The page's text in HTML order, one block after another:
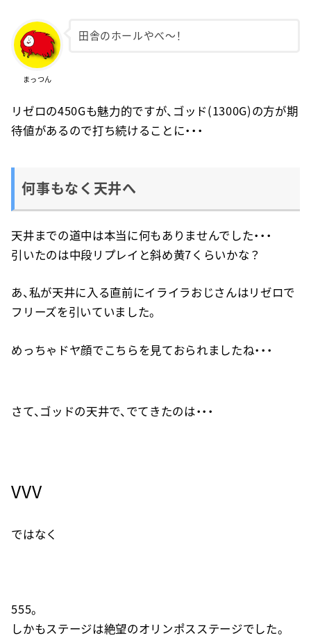
まっつん
田舎のホールやべ〜！
リゼロの450Gも魅力的ですが、ゴッド(1300G)の方が期
待値があるので打ち続けることに・・・
何事もなく天井へ
天井までの道中は本当に何もありませんでした・・・
引いたのは中段リプレイと斜め黄7くらいかな？
あ、私が天井に入る直前にイライラおじさんはリゼロで
フリーズを引いていました。
めっちゃドヤ顔でこちらを見ておられましたね・・・
さて、ゴッドの天井で、でてきたのは・・・
VVV
ではなく
555。
しかもステージは絶望のオリンポスステージでした。